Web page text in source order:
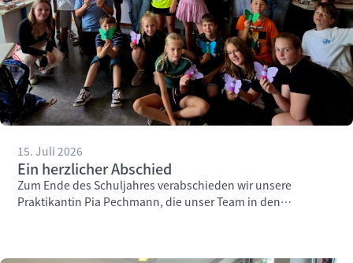
15. Juli 2026
Ein herzlicher Abschied
Zum Ende des Schuljahres verabschieden wir unsere
Praktikantin Pia Pechmann, die unser Team in den